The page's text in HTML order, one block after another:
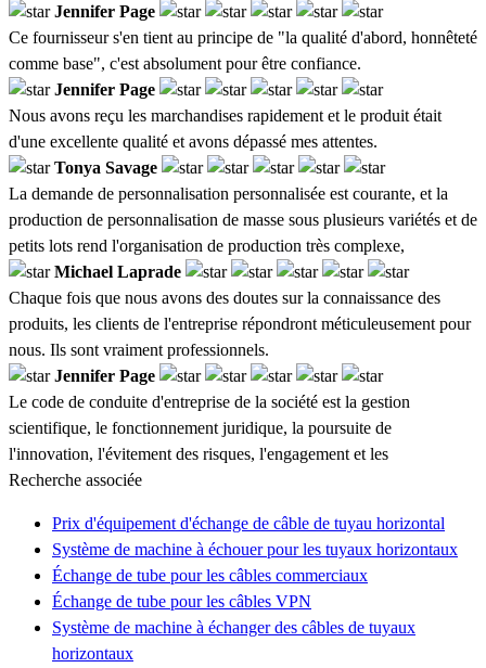
Jennifer Page
Ce fournisseur s'en tient au principe de "la qualité d'abord, honnêteté
comme base", c'est absolument pour être confiance.
Jennifer Page
Nous avons reçu les marchandises rapidement et le produit était
d'une excellente qualité et avons dépassé mes attentes.
Tonya Savage
La demande de personnalisation personnalisée est courante, et la
production de personnalisation de masse sous plusieurs variétés et de
petits lots rend l'organisation de production très complexe,
Michael Laprade
Chaque fois que nous avons des doutes sur la connaissance des
produits, les clients de l'entreprise répondront méticuleusement pour
nous. Ils sont vraiment professionnels.
Jennifer Page
Le code de conduite d'entreprise de la société est la gestion
scientifique, le fonctionnement juridique, la poursuite de
l'innovation, l'évitement des risques, l'engagement et les
Recherche associée
Prix ​​d'équipement d'échange de câble de tuyau horizontal
Système de machine à échouer pour les tuyaux horizontaux
Échange de tube pour les câbles commerciaux
Échange de tube pour les câbles VPN
Système de machine à échanger des câbles de tuyaux
horizontaux